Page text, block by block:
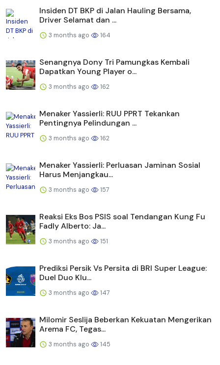
Insiden DT BKP di Jalan Hauling Bersama,
Driver Selamat dan ...
3 months ago 164
Senangnya Dony Tri Pamungkas Kembali
Dapatkan Young Player o...
3 months ago 162
Menaker Yassierli: RUU PPRT Tekankan
Pentingnya Pelindungan ...
3 months ago 162
Menaker Yassierli: Perluasan Jaminan Sosial
Harus Menjangkau...
3 months ago 157
Reaksi Eks Bos PSIS soal Tendangan Kung Fu
Fadly Alberto: Ja...
3 months ago 151
Prediksi Persik Vs Persita di BRI Super League:
Duel Duo Klu...
3 months ago 147
Milomir Seslija Beberkan Kekuatan Mengerikan
Arema FC, Tegas...
3 months ago 145